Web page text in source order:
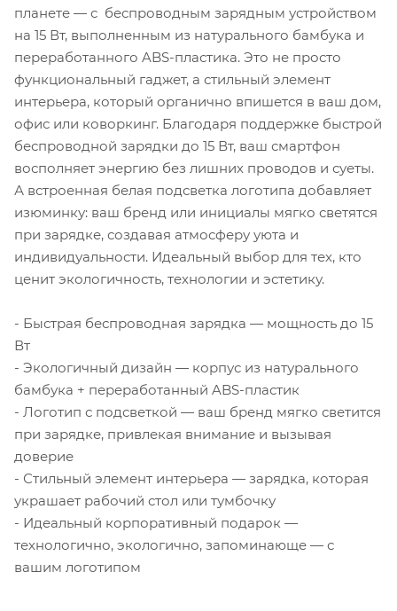
планете — с беспроводным зарядным устройством
на 15 Вт, выполненным из натурального бамбука и
переработанного ABS-пластика. Это не просто
функциональный гаджет, а стильный элемент
интерьера, который органично впишется в ваш дом,
офис или коворкинг. Благодаря поддержке быстрой
беспроводной зарядки до 15 Вт, ваш смартфон
восполняет энергию без лишних проводов и суеты.
А встроенная белая подсветка логотипа добавляет
изюминку: ваш бренд или инициалы мягко светятся
при зарядке, создавая атмосферу уюта и
индивидуальности. Идеальный выбор для тех, кто
ценит экологичность, технологии и эстетику.
- Быстрая беспроводная зарядка — мощность до 15
Вт
- Экологичный дизайн — корпус из натурального
бамбука + переработанный ABS-пластик
- Логотип с подсветкой — ваш бренд мягко светится
при зарядке, привлекая внимание и вызывая
доверие
- Стильный элемент интерьера — зарядка, которая
украшает рабочий стол или тумбочку
- Идеальный корпоративный подарок —
технологично, экологично, запоминающе — с
вашим логотипом